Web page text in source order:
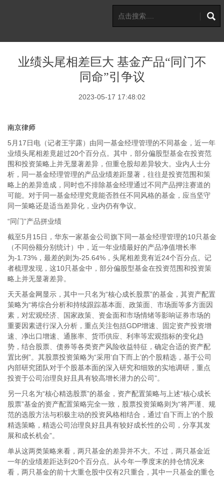
业绩头尾相差巨大 基金产品“同门不
同命”引争议
2023-05-17 17:48:02
南京律师
5月17日电（记者王宇露）由同一基金经理管理的不同基金，近一年
业绩头尾相差竟超过20个百分点。其中，部分偏股型基金在投资范
围和投资策略上并无显著差异，但重仓股却差异较大。业内人士分
析，同一基金经理管理的产品业绩差距显著，往往是投资范围和策
略上的差异造成，同时也不排除基金经理通过不同产品押注赛道的
可能。对于同一基金经理究竟能否胜任不同风格的基金，应当坚守
同一策略还是适当差异化，业内仍有争议。
“同门”产品拼业绩
截至5月15日，华东一家基金公司旗下同一基金经理管理的10只基金
（不同份额分别统计）中，近一年业绩最好的产品净值增长率
为-1.73%，最差的则为-25.64%，头尾相差竟有近24个百分点。记
者梳理发现，这10只基金中，部分偏股型基金在投资范围和投资策
略上并无显著差异。
天天基金网显示，其中一只名为“核心成长股票”的基金，其资产配置
策略为“将综合分析和持续跟踪基本面、政策面、市场面等多方面因
素，对宏观经济、国家政策、资金面和市场情绪等影响证券市场的
重要因素进行深入分析，重点关注包括GDP增速、固定资产投资增
速、净出口增速、通胀率、货币供应、利率等宏观指标的变化趋
势，结合股票、债券等各类资产风险收益特征，确定合适的资产配
置比例”。其股票投资策略为“采用‘自下而上’的个股精选，基于公司
内部研究团队对于个股基本面的深入研究和细致的实地调研，重点
投资于公司治理良好且具有较高增长潜力的公司”。
另一只名为“核心精选股票”的基金，资产配置策略与上述“核心成长
股票”基金的资产配置策略完全一致，股票投资策略则为“将严谨、规
范的选股方法与积极主动的投资风格相结合，通过‘自下而上’的个股
精选策略，精选公司治理良好且具有较好成长性的公司，分享其发
展和成长机会”。
单从这两类策略来看，两只基金的差异并不大。不过，两只基金近
一年的业绩差距达到20个百分点。从今年一季度末的持仓情况来
看，两只基金的前十大重仓股中仅有2只重合，其中一只基金的重仓